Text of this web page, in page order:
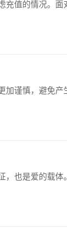
值的情况。
谨慎，避免
也是爱的载